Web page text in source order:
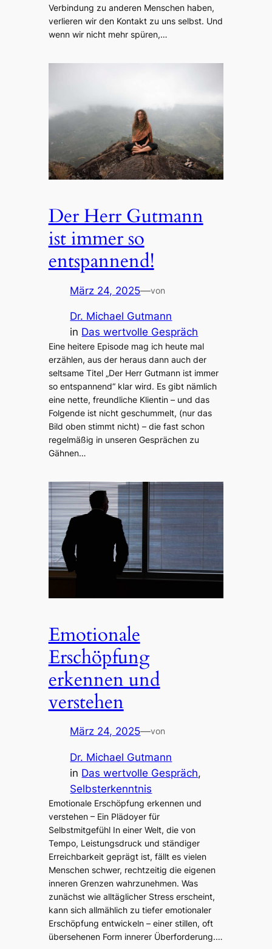
Verbindung zu anderen Menschen haben,
verlieren wir den Kontakt zu uns selbst. Und
wenn wir nicht mehr spüren,…
Der Herr Gutmann
ist immer so
entspannend!
März 24, 2025—von
Dr. Michael Gutmann
in Das wertvolle Gespräch
Eine heitere Episode mag ich heute mal
erzählen, aus der heraus dann auch der
seltsame Titel „Der Herr Gutmann ist immer
so entspannend“ klar wird. Es gibt nämlich
eine nette, freundliche Klientin – und das
Folgende ist nicht geschummelt, (nur das
Bild oben stimmt nicht) – die fast schon
regelmäßig in unseren Gesprächen zu
Gähnen…
Emotionale
Erschöpfung
erkennen und
verstehen
März 24, 2025—von
Dr. Michael Gutmann
in Das wertvolle Gespräch
Selbsterkenntnis
Emotionale Erschöpfung erkennen und
verstehen – Ein Plädoyer für
Selbstmitgefühl In einer Welt, die von
Tempo, Leistungsdruck und ständiger
Erreichbarkeit geprägt ist, fällt es vielen
Menschen schwer, rechtzeitig die eigenen
inneren Grenzen wahrzunehmen. Was
zunächst wie alltäglicher Stress erscheint,
kann sich allmählich zu tiefer emotionaler
Erschöpfung entwickeln – einer stillen, oft
übersehenen Form innerer Überforderung.…